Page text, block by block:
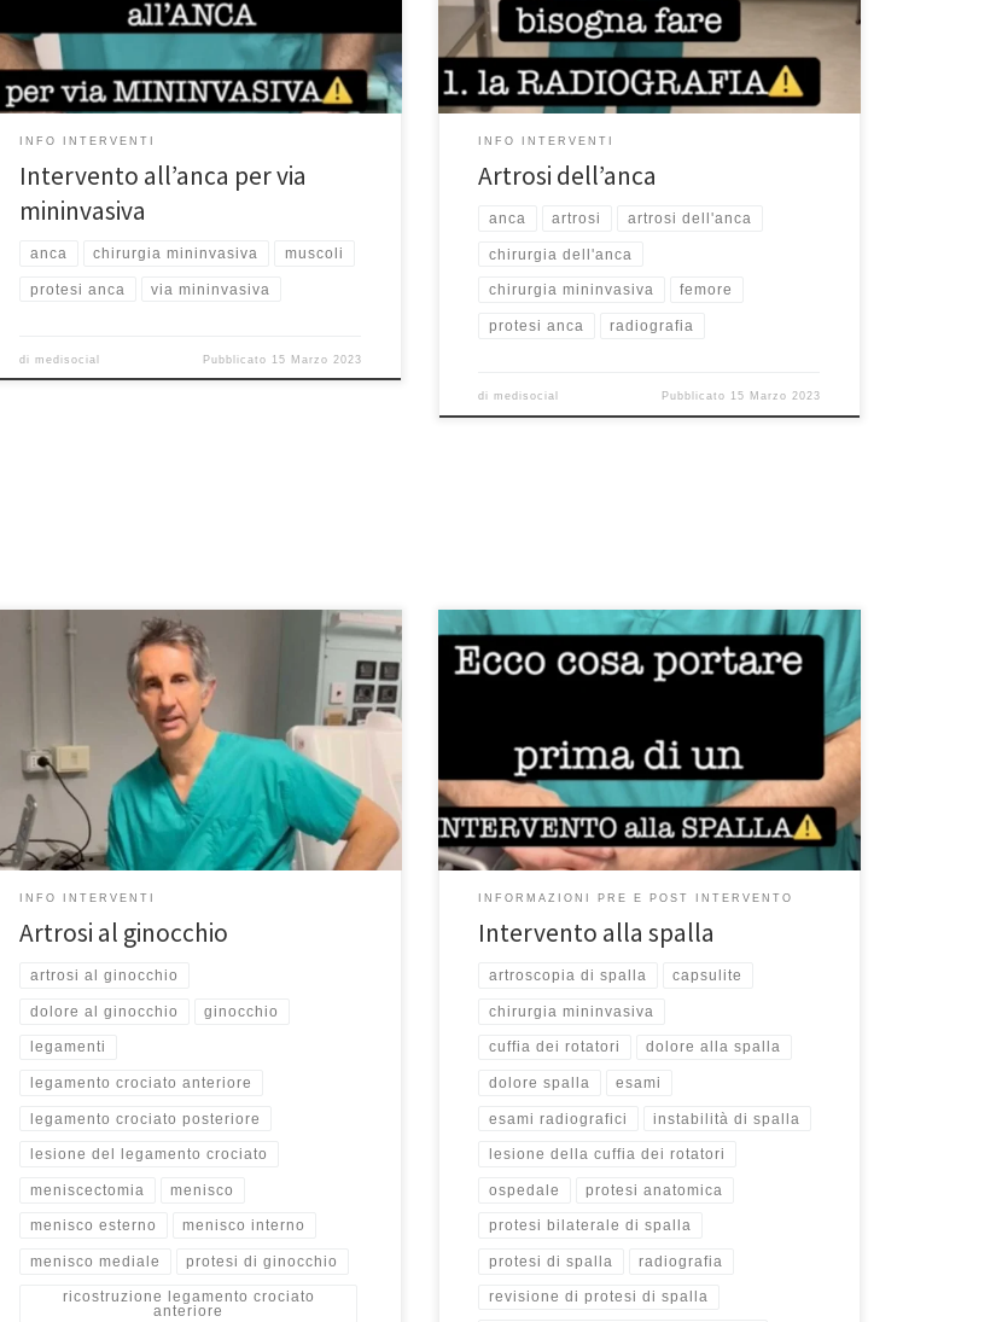
chiedete se si possono fare degli interventi all’anca
per via mininvasiva. Sicuramente si. Esiste una via
d’accesso. É un intervento innovativo che consiste […]
INFO INTERVENTI
Intervento all’anca per via
mininvasiva
anca chirurgia mininvasiva muscoli
protesi anca via mininvasiva
dimedisocial Pubblicato 15 Marzo 2023
una radiografia perché potreste avere un’artrosi
dell’anca. Per fissare un appuntamento, potete
visitare la sezione Prenota
INFO INTERVENTI
Artrosi dell’anca
anca artrosi artrosi dell'anca
chirurgia dell'anca
chirurgia mininvasiva femore
protesi anca radiografia
dimedisocial Pubblicato 15 Marzo 2023
Artrosi al ginocchio – Prof. Francesco Franceschi
chirurgo ortopedico di ginocchio a Roma – Ospedale
San Pietro Fatebenefratelli – Università Unicamillus
Come faccio a capire se ho l’artrosi al ginocchio? Tanti
pazienti vengono in ambulatorio e mi dicono che
hanno la sabbia nel ginocchio e spesso si gonfia. Di
notte […]
INFO INTERVENTI
Artrosi al ginocchio
artrosi al ginocchio
dolore al ginocchio ginocchio
legamenti
legamento crociato anteriore
legamento crociato posteriore
lesione del legamento crociato
meniscectomia menisco
menisco esterno menisco interno
menisco mediale protesi di ginocchio
ricostruzione legamento crociato
anteriore
Intervento alla spalla: cosa portare in ospedale – Prof.
Università Unicamillus Se vi state ricoverando per un
intervento alla spalla, Vi voglio ricordare di portare con
voi in ospedale: Per informazioni sulle patologie e
sugli interventi […]
INFORMAZIONI PRE E POST INTERVENTO
Intervento alla spalla
artroscopia di spalla capsulite
chirurgia mininvasiva
cuffia dei rotatori dolore alla spalla
dolore spalla esami
esami radiografici instabilità di spalla
lesione della cuffia dei rotatori
ospedale protesi anatomica
protesi bilaterale di spalla
protesi di spalla radiografia
revisione di protesi di spalla